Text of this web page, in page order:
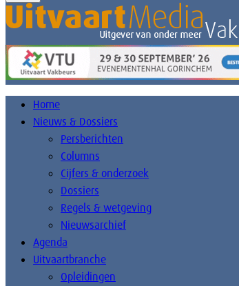
Home
Nieuws & Dossiers
Persberichten
Columns
Cijfers & onderzoek
Dossiers
Regels & wetgeving
Nieuwsarchief
Agenda
Uitvaartbranche
Opleidingen